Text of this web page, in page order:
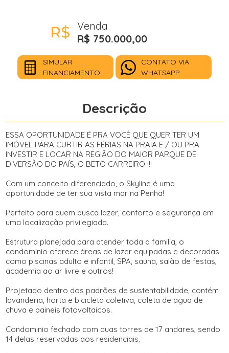
Venda
R$ 750.000,00
SIMULAR
FINANCIAMENTO
CONTATO VIA
WHATSAPP
Descrição
ESSA OPORTUNIDADE É PRA VOCÊ QUE QUER TER UM
IMÓVEL PARA CURTIR AS FÉRIAS NA PRAIA E / OU PRA
INVESTIR E LOCAR NA REGIÃO DO MAIOR PARQUE DE
DIVERSÃO DO PAÍS, O BETO CARREIRO !!!
Com um conceito diferenciado, o Skyline é uma
oportunidade de ter sua vista mar na Penha!
Perfeito para quem busca lazer, conforto e segurança em
uma localização privilegiada.
Estrutura planejada para atender toda a familia, o
condominio oferece áreas de lazer equipadas e decoradas
como piscinas adulto e infantil, SPA, sauna, salão de festas,
academia ao ar livre e outros!
Projetado dentro dos padrões de sustentabilidade, contém
lavanderia, horta e bicicleta coletiva, coleta de agua de
chuva e paineis fotovoltaicos.
Condominio fechado com duas torres de 17 andares, sendo
14 delas reservadas aos residenciais.